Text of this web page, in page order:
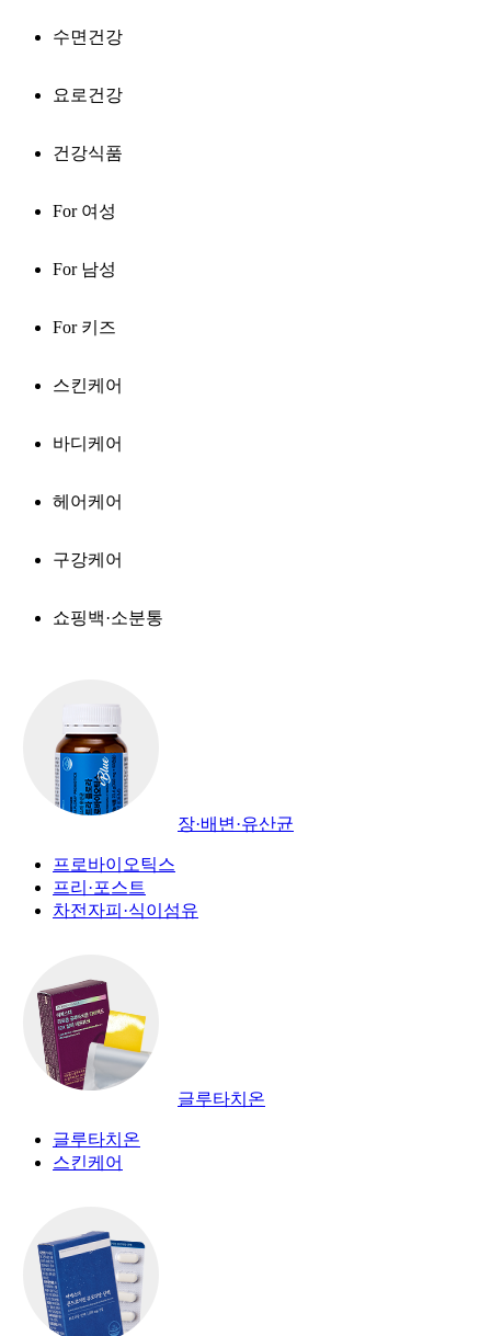
수면건강
요로건강
건강식품
For 여성
For 남성
For 키즈
스킨케어
바디케어
헤어케어
구강케어
쇼핑백·소분통
장·배변·유산균
프로바이오틱스
프리·포스트
차전자피·식이섬유
글루타치온
글루타치온
스킨케어